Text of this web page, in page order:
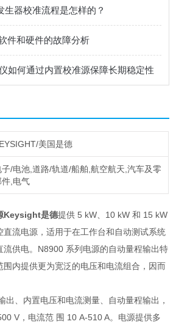
生器校准流程是怎样的？
件和硬件的故障分析
如何通过内置校准源保障长期稳定性
美国是德
子/电池,道路/轨道/船舶,航空航天,汽车及零
件,电气
Keysight是德提供 5 kW、10 kW 和 15 kW
直流电源，适用于在工作台和自动测试系统
流供电。N8900 系列电源的自动量程输出特
围内提供更为宽泛的电压和电流组合，因而
出、内置电压和电流测量、自动量程输出，
V，电流范 围 10 A-510 A。电源提供多